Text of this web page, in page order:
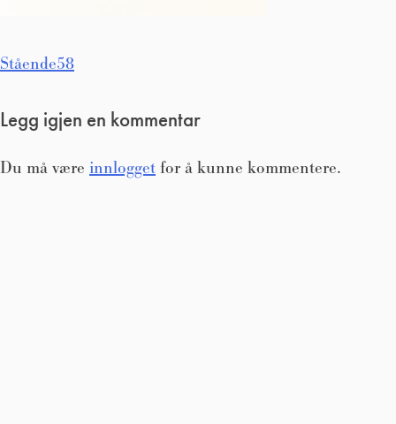
Innleggsnavigasjon
Stående58
Legg igjen en kommentar
Du må være innlogget for å kunne kommentere.